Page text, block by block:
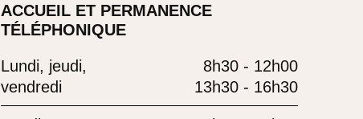
ACCUEIL ET PERMANENCE
TÉLÉPHONIQUE
Lundi, jeudi,
vendredi
8h30 - 12h00
13h30 - 16h30